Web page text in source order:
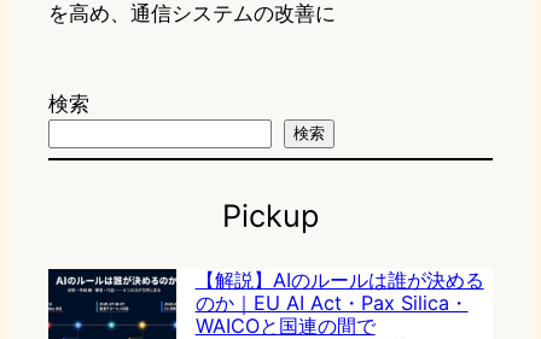
を高め、通信システムの改善に
検索
検索
Pickup
【解説】AIのルールは誰が決める
のか｜EU AI Act・Pax Silica・
WAICOと国連の間で